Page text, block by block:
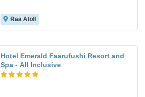
Raa Atoll
Hotel Emerald Faarufushi Resort and
Spa - All Inclusive